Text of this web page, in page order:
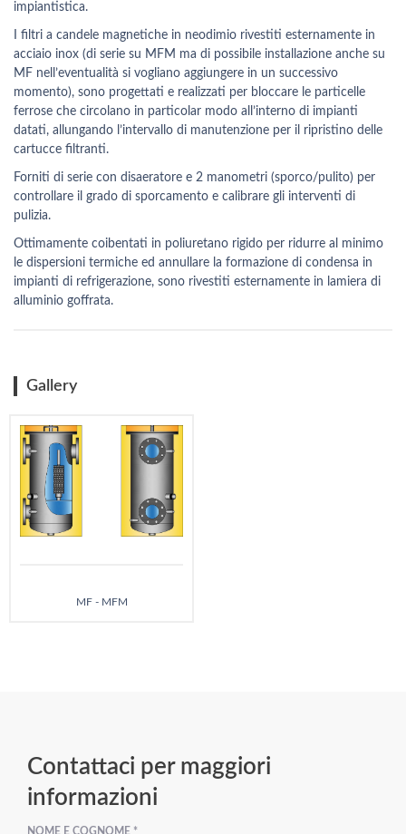
impiantistica.
I filtri a candele magnetiche in neodimio rivestiti esternamente in
acciaio inox (di serie su MFM ma di possibile installazione anche su
MF nell’eventualità si vogliano aggiungere in un successivo
momento), sono progettati e realizzati per bloccare le particelle
ferrose che circolano in particolar modo all’interno di impianti
datati, allungando l’intervallo di manutenzione per il ripristino delle
cartucce filtranti.
Forniti di serie con disaeratore e 2 manometri (sporco/pulito) per
controllare il grado di sporcamento e calibrare gli interventi di
pulizia.
Ottimamente coibentati in poliuretano rigido per ridurre al minimo
le dispersioni termiche ed annullare la formazione di condensa in
impianti di refrigerazione, sono rivestiti esternamente in lamiera di
alluminio goffrata.
Gallery
MF - MFM
Contattaci per maggiori
informazioni
NOME E COGNOME *